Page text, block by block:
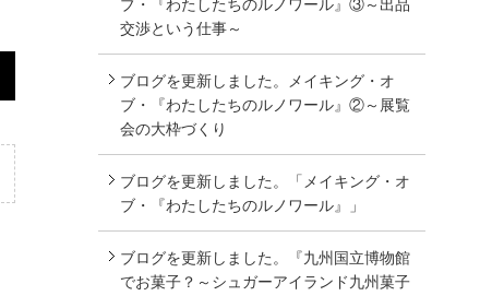
ブ・『わたしたちのルノワール』③～出品
交渉という仕事～
ブログを更新しました。メイキング・オ
ブ・『わたしたちのルノワール』②～展覧
会の大枠づくり
ブログを更新しました。「メイキング・オ
ブ・『わたしたちのルノワール』」
ブログを更新しました。『九州国立博物館
でお菓子？～シュガーアイランド九州菓子